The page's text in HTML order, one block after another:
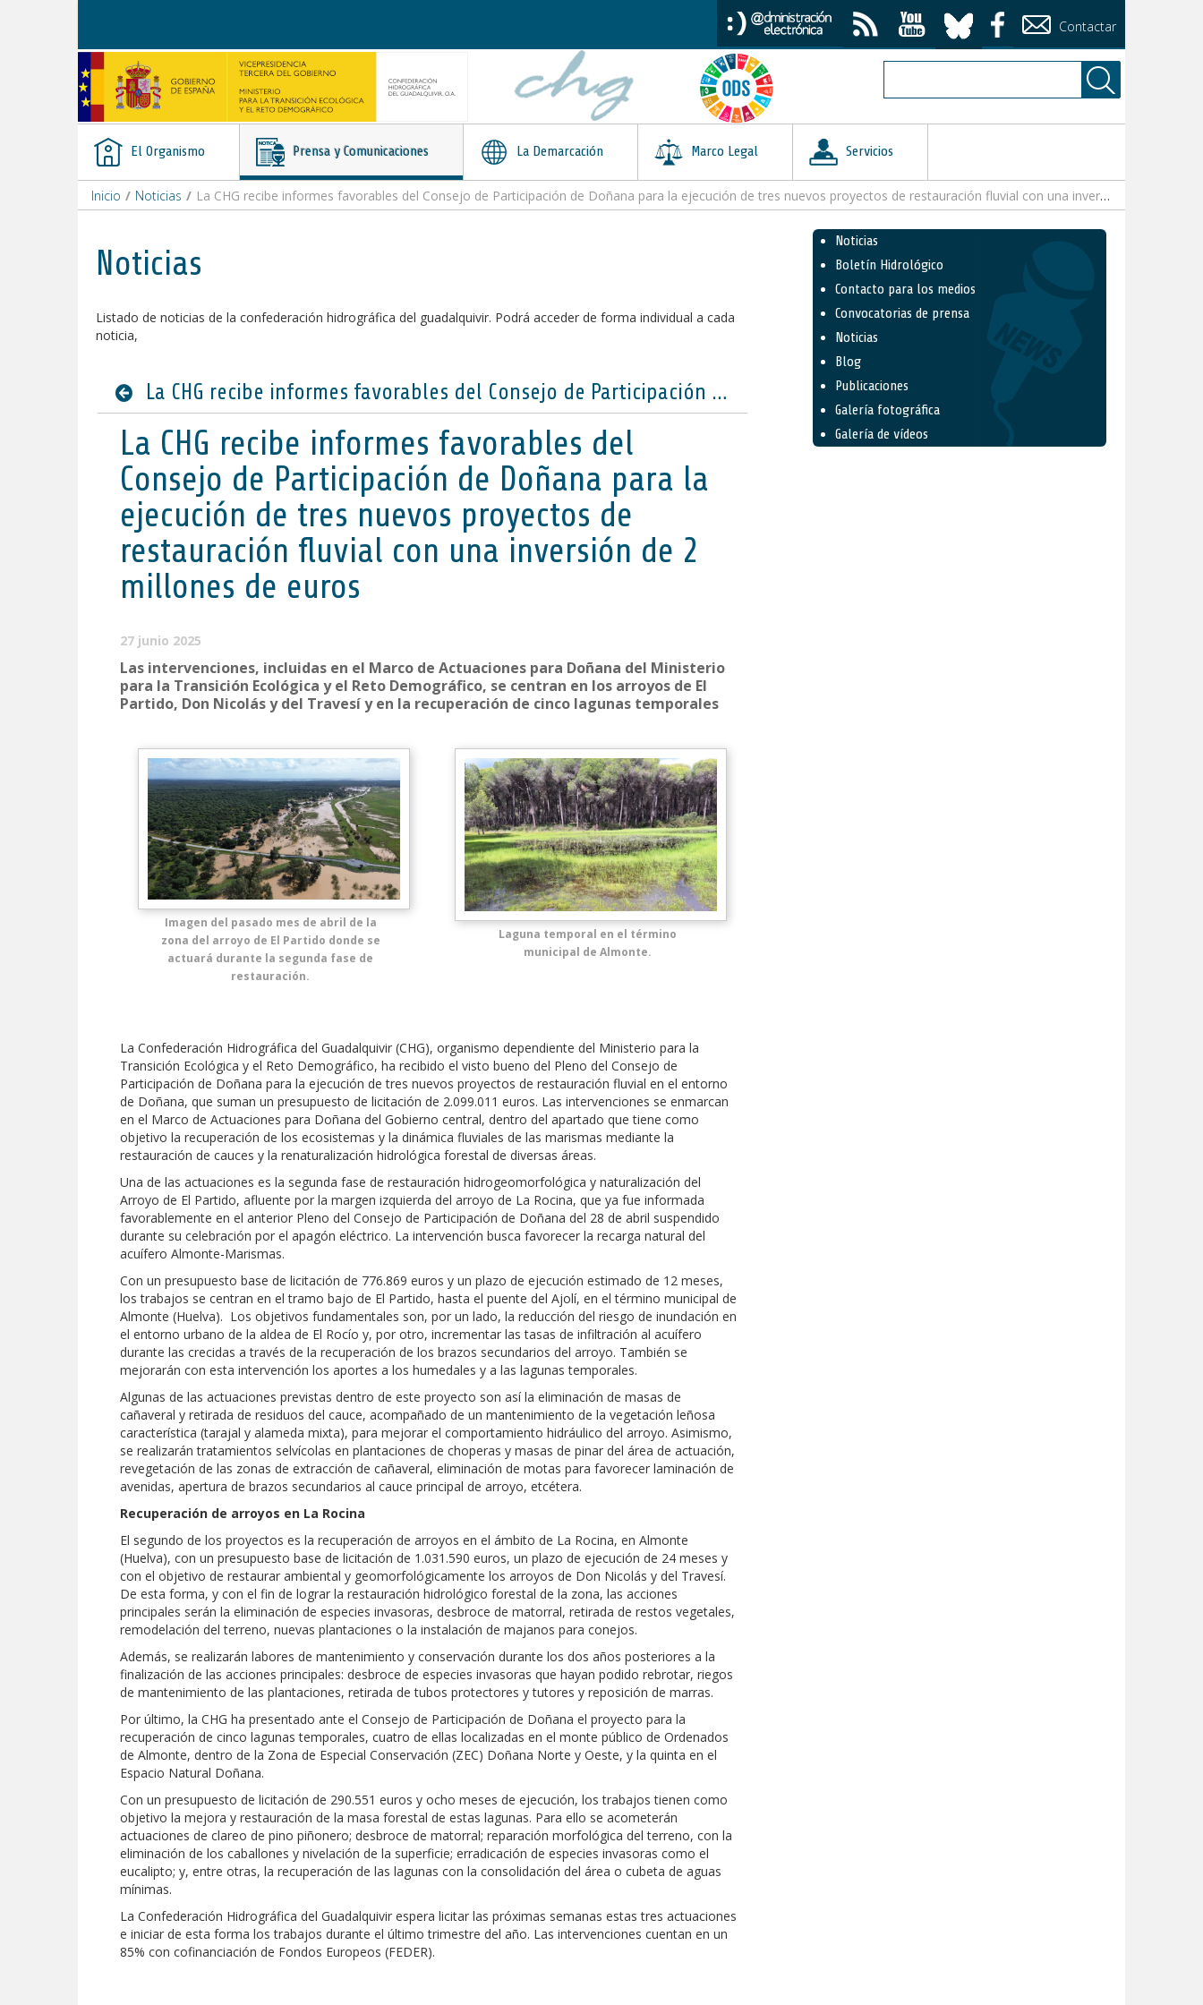
Contactar
El Organismo Prensa y Comunicaciones La Demarcación Marco Legal Servicios
Inicio / Noticias / La CHG recibe informes favorables del Consejo de Participación de Doñana para la ejecución de tres nuevos proyectos de restauración fluvial con una inversión de 2 millones de euros
Noticias
Listado de noticias de la confederación hidrográfica del guadalquivir. Podrá acceder de forma individual a cada
noticia,
La CHG recibe informes favorables del Consejo de Participación de Doñana para la ejecución de tres nuevos proyectos de restauración fluvial con una inversión de 2 millones de euros
La CHG recibe informes favorables del
Consejo de Participación de Doñana para la
ejecución de tres nuevos proyectos de
restauración fluvial con una inversión de 2
millones de euros
27 junio 2025
Las intervenciones, incluidas en el Marco de Actuaciones para Doñana del Ministerio
para la Transición Ecológica y el Reto Demográfico, se centran en los arroyos de El
Partido, Don Nicolás y del Travesí y en la recuperación de cinco lagunas temporales
Imagen del pasado mes de abril de la
zona del arroyo de El Partido donde se
actuará durante la segunda fase de
restauración.
Laguna temporal en el término
municipal de Almonte.
La Confederación Hidrográfica del Guadalquivir (CHG), organismo dependiente del Ministerio para la
Transición Ecológica y el Reto Demográfico, ha recibido el visto bueno del Pleno del Consejo de
Participación de Doñana para la ejecución de tres nuevos proyectos de restauración fluvial en el entorno
de Doñana, que suman un presupuesto de licitación de 2.099.011 euros. Las intervenciones se enmarcan
en el Marco de Actuaciones para Doñana del Gobierno central, dentro del apartado que tiene como
objetivo la recuperación de los ecosistemas y la dinámica fluviales de las marismas mediante la
restauración de cauces y la renaturalización hidrológica forestal de diversas áreas.
Una de las actuaciones es la segunda fase de restauración hidrogeomorfológica y naturalización del
Arroyo de El Partido, afluente por la margen izquierda del arroyo de La Rocina, que ya fue informada
favorablemente en el anterior Pleno del Consejo de Participación de Doñana del 28 de abril suspendido
durante su celebración por el apagón eléctrico. La intervención busca favorecer la recarga natural del
acuífero Almonte-Marismas.
Con un presupuesto base de licitación de 776.869 euros y un plazo de ejecución estimado de 12 meses,
los trabajos se centran en el tramo bajo de El Partido, hasta el puente del Ajolí, en el término municipal de
Almonte (Huelva). Los objetivos fundamentales son, por un lado, la reducción del riesgo de inundación en
el entorno urbano de la aldea de El Rocío y, por otro, incrementar las tasas de infiltración al acuífero
durante las crecidas a través de la recuperación de los brazos secundarios del arroyo. También se
mejorarán con esta intervención los aportes a los humedales y a las lagunas temporales.
Algunas de las actuaciones previstas dentro de este proyecto son así la eliminación de masas de
cañaveral y retirada de residuos del cauce, acompañado de un mantenimiento de la vegetación leñosa
característica (tarajal y alameda mixta), para mejorar el comportamiento hidráulico del arroyo. Asimismo,
se realizarán tratamientos selvícolas en plantaciones de choperas y masas de pinar del área de actuación,
revegetación de las zonas de extracción de cañaveral, eliminación de motas para favorecer laminación de
avenidas, apertura de brazos secundarios al cauce principal de arroyo, etcétera.
Recuperación de arroyos en La Rocina
El segundo de los proyectos es la recuperación de arroyos en el ámbito de La Rocina, en Almonte
(Huelva), con un presupuesto base de licitación de 1.031.590 euros, un plazo de ejecución de 24 meses y
con el objetivo de restaurar ambiental y geomorfológicamente los arroyos de Don Nicolás y del Travesí.
De esta forma, y con el fin de lograr la restauración hidrológico forestal de la zona, las acciones
principales serán la eliminación de especies invasoras, desbroce de matorral, retirada de restos vegetales,
remodelación del terreno, nuevas plantaciones o la instalación de majanos para conejos.
Además, se realizarán labores de mantenimiento y conservación durante los dos años posteriores a la
finalización de las acciones principales: desbroce de especies invasoras que hayan podido rebrotar, riegos
de mantenimiento de las plantaciones, retirada de tubos protectores y tutores y reposición de marras.
Por último, la CHG ha presentado ante el Consejo de Participación de Doñana el proyecto para la
recuperación de cinco lagunas temporales, cuatro de ellas localizadas en el monte público de Ordenados
de Almonte, dentro de la Zona de Especial Conservación (ZEC) Doñana Norte y Oeste, y la quinta en el
Espacio Natural Doñana.
Con un presupuesto de licitación de 290.551 euros y ocho meses de ejecución, los trabajos tienen como
objetivo la mejora y restauración de la masa forestal de estas lagunas. Para ello se acometerán
actuaciones de clareo de pino piñonero; desbroce de matorral; reparación morfológica del terreno, con la
eliminación de los caballones y nivelación de la superficie; erradicación de especies invasoras como el
eucalipto; y, entre otras, la recuperación de las lagunas con la consolidación del área o cubeta de aguas
mínimas.
La Confederación Hidrográfica del Guadalquivir espera licitar las próximas semanas estas tres actuaciones
e iniciar de esta forma los trabajos durante el último trimestre del año. Las intervenciones cuentan en un
85% con cofinanciación de Fondos Europeos (FEDER).
Noticias
Boletín Hidrológico
Contacto para los medios
Convocatorias de prensa
Noticias
Blog
Publicaciones
Galería fotográfica
Galería de vídeos